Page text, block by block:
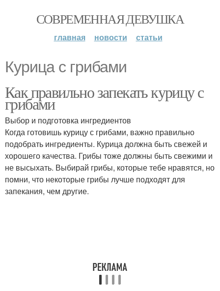
СОВРЕМЕННАЯ ДЕВУШКА
главная новости статьи
Курица с грибами
Как правильно запекать курицу с
грибами
Выбор и подготовка ингредиентов
Когда готовишь курицу с грибами, важно правильно
подобрать ингредиенты. Курица должна быть свежей и
хорошего качества. Грибы тоже должны быть свежими и
не высыхать. Выбирай грибы, которые тебе нравятся, но
помни, что некоторые грибы лучше подходят для
запекания, чем другие.